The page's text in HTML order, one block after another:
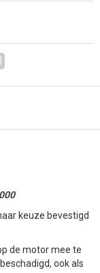
keuze bevestigd
de motor mee te
ook als